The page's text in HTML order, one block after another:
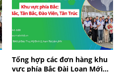
ĐẠT (STAR TECHNOLOGIES – 思達
科技) tại Đài Loan hiện đang tuyển
10 nam kỹ thuật viên cơ khí lắp
ráp thiết bị bán dẫn, hỗ trợ toàn
bộ chi phí dịch vụ xuất cảnh theo
chương trình tuyển dụng hiện
hành.
Tổng hợp các đơn hàng khu
vực phía Bắc Đài Loan Mới